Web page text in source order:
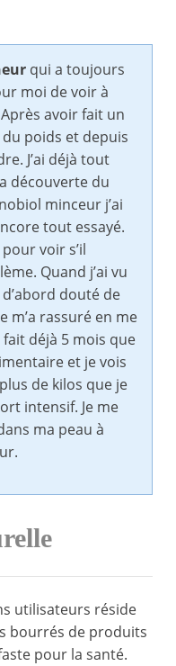
qui a toujours
moi de voir à
avoir fait un
poids et depuis
J’ai déjà tout
découverte du
minceur j’ai
tout essayé.
voir s’il
Quand j’ai vu
douté de
m’a rassuré en me
fait déjà 5 mois que
et je vois
de kilos que je
intensif. Je me
ma peau à
utilisateurs réside
bourrés de produits
pour la santé.